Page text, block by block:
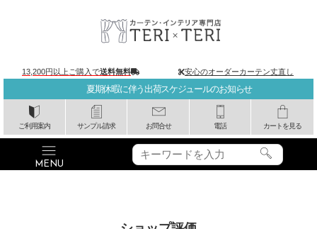
夏期休暇に伴う出荷スケジュールのお知らせ
ご利用案内 サンプル請求 お問合せ 電話 カートを見る
13,200円以上ご購入で送料無料 安心のオーダーカーテン丈直し